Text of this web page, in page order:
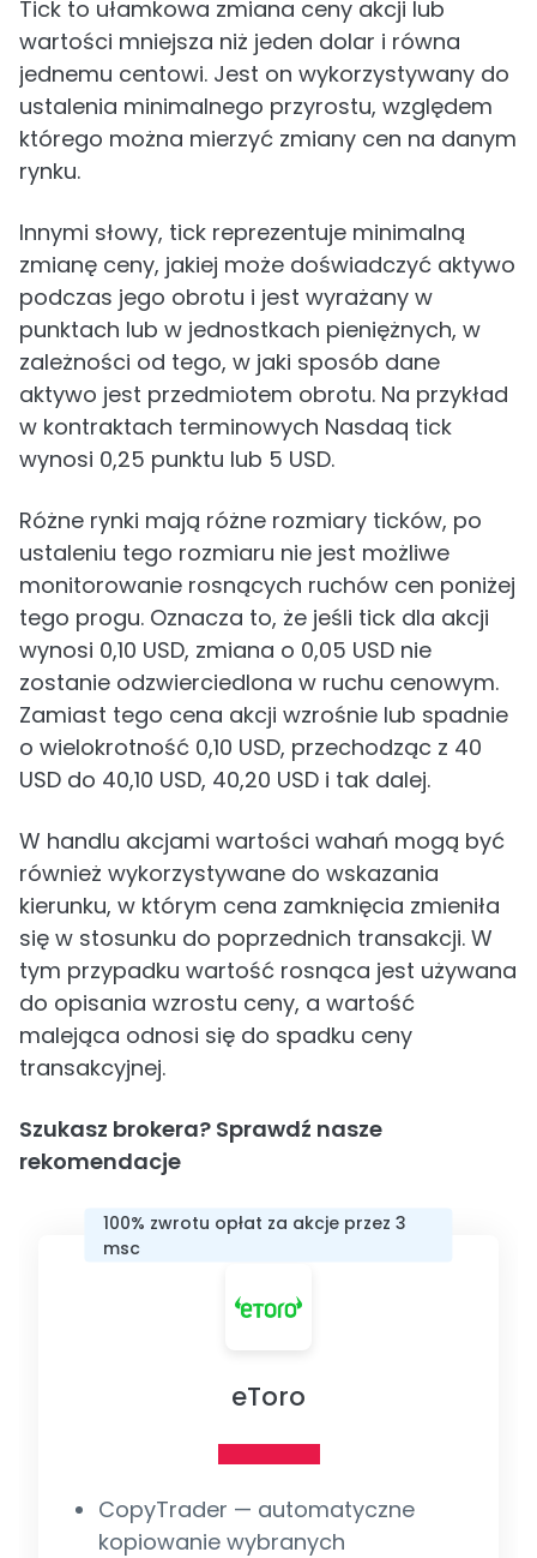
Tick to ułamkowa zmiana ceny akcji lub
wartości mniejsza niż jeden dolar i równa
jednemu centowi. Jest on wykorzystywany do
ustalenia minimalnego przyrostu, względem
którego można mierzyć zmiany cen na danym
rynku.
Innymi słowy, tick reprezentuje minimalną
zmianę ceny, jakiej może doświadczyć aktywo
podczas jego obrotu i jest wyrażany w
punktach lub w jednostkach pieniężnych, w
zależności od tego, w jaki sposób dane
aktywo jest przedmiotem obrotu. Na przykład
w kontraktach terminowych Nasdaq tick
wynosi 0,25 punktu lub 5 USD.
Różne rynki mają różne rozmiary ticków, po
ustaleniu tego rozmiaru nie jest możliwe
monitorowanie rosnących ruchów cen poniżej
tego progu. Oznacza to, że jeśli tick dla akcji
wynosi 0,10 USD, zmiana o 0,05 USD nie
zostanie odzwierciedlona w ruchu cenowym.
Zamiast tego cena akcji wzrośnie lub spadnie
o wielokrotność 0,10 USD, przechodząc z 40
USD do 40,10 USD, 40,20 USD i tak dalej.
W handlu akcjami wartości wahań mogą być
również wykorzystywane do wskazania
kierunku, w którym cena zamknięcia zmieniła
się w stosunku do poprzednich transakcji. W
tym przypadku wartość rosnąca jest używana
do opisania wzrostu ceny, a wartość
malejąca odnosi się do spadku ceny
transakcyjnej.
Szukasz brokera? Sprawdź nasze
rekomendacje
100% zwrotu opłat za akcje przez 3
msc
eToro
CopyTrader — automatyczne
kopiowanie wybranych